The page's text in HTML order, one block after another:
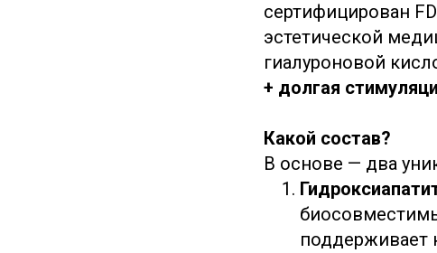
сертифицирован
эстетической
гиалуроновой
+ долгая
Какой состав?
В основе — два
поддерживает